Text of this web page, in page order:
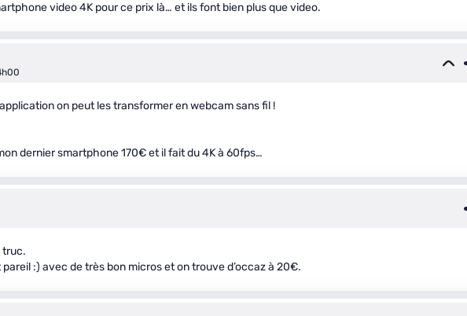
video 4K pour ce prix là… et ils font bien plus que video.
on peut les transformer en webcam sans fil !
dernier smartphone 170€ et il fait du 4K à 60fps…
truc.
:) avec de très bon micros et on trouve d’occaz à 20€.